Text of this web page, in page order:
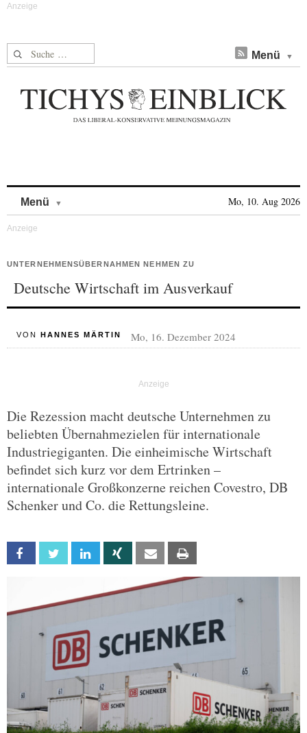
Suche nach: Menü
Menü Mo, 10. Aug 2026
UNTERNEHMENSÜBERNAHMEN NEHMEN ZU
Deutsche Wirtschaft im Ausverkauf
VON HANNES MÄRTIN Mo, 16. Dezember 2024
Die Rezession macht deutsche Unternehmen zu
beliebten Übernahmezielen für internationale
Industriegiganten. Die einheimische Wirtschaft
befindet sich kurz vor dem Ertrinken –
internationale Großkonzerne reichen Covestro, DB
Schenker und Co. die Rettungsleine.
Facebook Twitter Linkedin Xing Email